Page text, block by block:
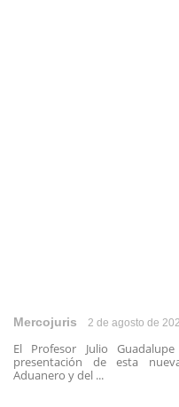
Mercojuris 2 de agosto de
El Profesor Julio
presentación de esta
Aduanero y del ...